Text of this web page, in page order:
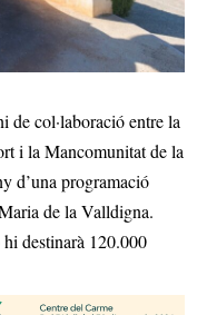
de col·laboració entre la
i la Mancomunitat de la
d’una programació
de la Valldigna.
destinarà 120.000